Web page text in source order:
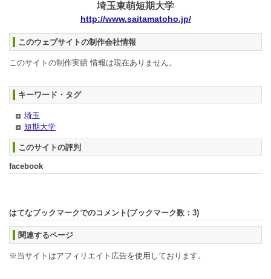
埼玉東萌短期大学
http://www.saitamatoho.jp/
このウェブサイトの制作会社情報
このサイトの制作実績 情報は現在ありません。
キーワード・タグ
埼玉
短期大学
このサイトの評判
facebook
はてなブックマークでのコメント(ブックマーク数： 3)
関連するページ
※当サイトはアフィリエイト広告を使用しております。